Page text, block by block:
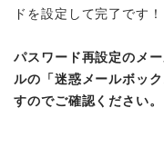
ドを設定して完了です！
パスワード再設定のメ
ルの「迷惑メールボッ
すのでご確認ください。